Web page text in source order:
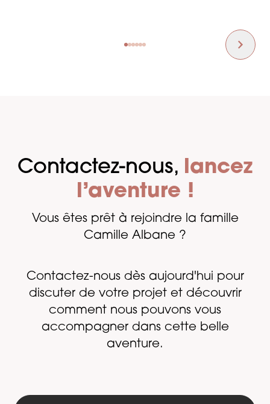
Contactez-nous, lancez
l’aventure !
Vous êtes prêt à rejoindre la famille
Camille Albane ?
Contactez-nous dès aujourd'hui pour
discuter de votre projet et découvrir
comment nous pouvons vous
accompagner dans cette belle
aventure.